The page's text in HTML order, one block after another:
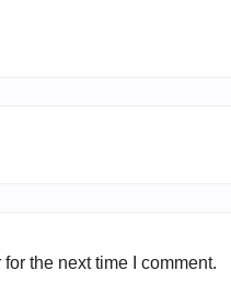
the next time I comment.